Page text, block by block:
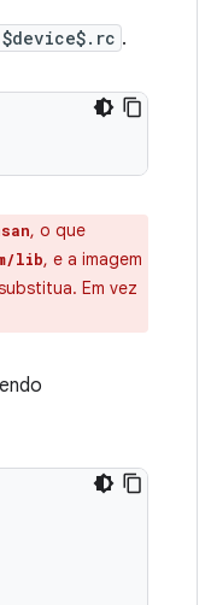
.
, o que
lib, e a imagem
Em vez